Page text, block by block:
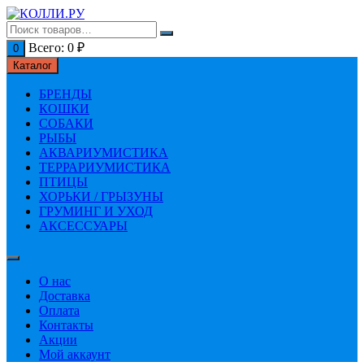
Перейти
к
содержимому
0 Всего: 0 ₽
Каталог
БРЕНДЫ
КОШКИ
СОБАКИ
РЫБЫ
АКВАРИУМИСТИКА
ТЕРРАРИУМИСТИКА
ПТИЦЫ
ХОРЬКИ / ГРЫЗУНЫ
ГРУМИНГ И УХОД
АКСЕССУАРЫ
О нас
Доставка
Оплата
Контакты
Акции
Мой аккаунт